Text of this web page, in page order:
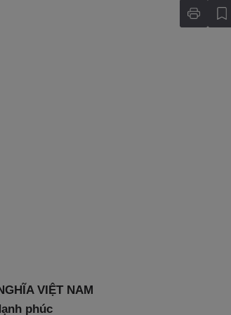
VIỆT NAM
phúc